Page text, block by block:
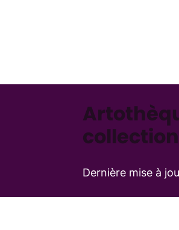
collection
Dernière mise à